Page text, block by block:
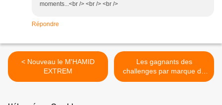
moments...<br /> <br /> <br />
Répondre
< Nouveau le M'HAMID
EXTREM
Les gagnants des
challenges par marque du
rallye raid 4x4 M'Hamid